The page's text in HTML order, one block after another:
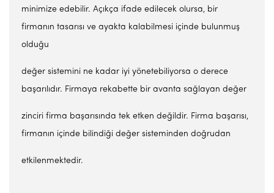
minimize edebilir. Açıkça ifade edilecek olursa, bir
firmanın tasarısı ve ayakta kalabilmesi içinde bulunmuş
olduğu
değer sistemini ne kadar iyi yönetebiliyorsa o derece
başarılıdır. Firmaya rekabette bir avanta sağlayan değer
zinciri firma başarısında tek etken değildir. Firma başarısı,
firmanın içinde bilindiği değer sisteminden doğrudan
etkilenmektedir.